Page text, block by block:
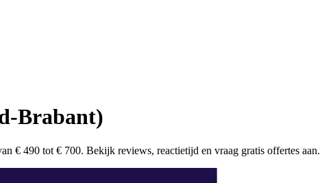
Brabant)
€ 490 tot € 700. Bekijk reviews, reactietijd en vraag gratis offertes aan.